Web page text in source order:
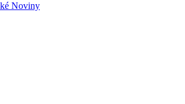
Noviny